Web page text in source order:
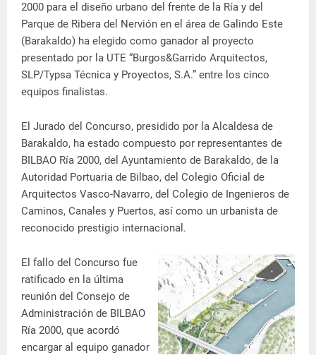
2000 para el diseño urbano del frente de la Ría y del
Parque de Ribera del Nervión en el área de Galindo Este
(Barakaldo) ha elegido como ganador al proyecto
presentado por la UTE “Burgos&Garrido Arquitectos,
SLP/Typsa Técnica y Proyectos, S.A.” entre los cinco
equipos finalistas.
El Jurado del Concurso, presidido por la Alcaldesa de
Barakaldo, ha estado compuesto por representantes de
BILBAO Ría 2000, del Ayuntamiento de Barakaldo, de la
Autoridad Portuaria de Bilbao, del Colegio Oficial de
Arquitectos Vasco-Navarro, del Colegio de Ingenieros de
Caminos, Canales y Puertos, así como un urbanista de
reconocido prestigio internacional.
El fallo del Concurso fue
ratificado en la última
reunión del Consejo de
Administración de BILBAO
Ría 2000, que acordó
encargar al equipo ganador